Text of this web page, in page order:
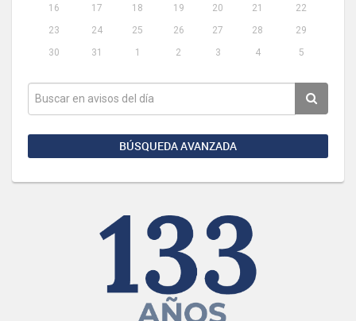
16
17 18 19 20 21
22
23
24 25 26 27 28
29
30
31 1 2 3 4 5
BÚSQUEDA AVANZADA